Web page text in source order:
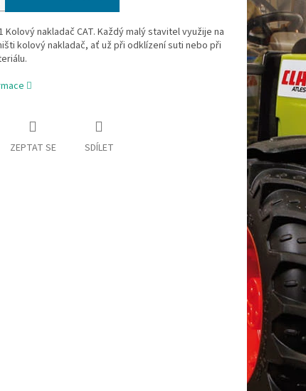
Kolový nakladač CAT. Každý malý stavitel využije na
kolový nakladač, ať už při odklízení suti nebo při
ZEPTAT SE SDÍLET